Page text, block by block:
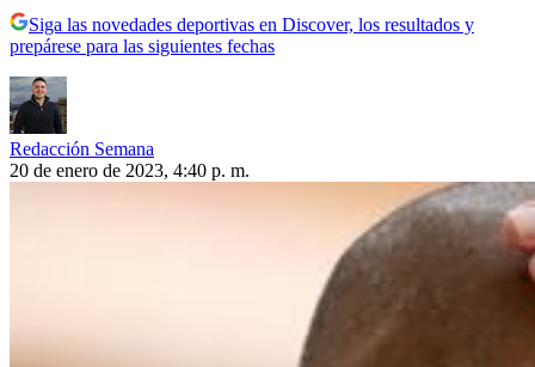
Siga las novedades deportivas en Discover, los resultados y
prepárese para las siguientes fechas
Redacción Semana
20 de enero de 2023, 4:40 p. m.